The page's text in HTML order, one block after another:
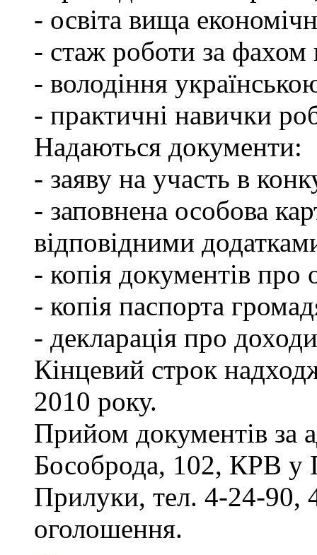
- освіта вища
- стаж роботи за
- володіння
- практичні навички
Надаються документи:
- заяву на участь в
- заповнена особова
відповідними
- копія документів про
- копія паспорта
- декларація про
Кінцевий строк
2010 року.
Прийом документів за
Бособрода, 102, КРВ у
Прилуки, тел. 4-24-90,
оголошення.